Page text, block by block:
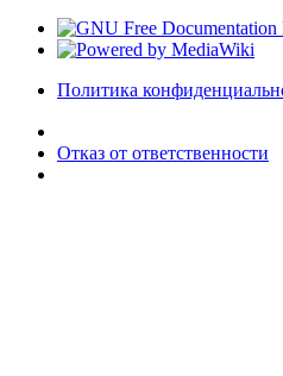
Политика
Отказ от ответственности